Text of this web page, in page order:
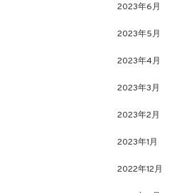
2023年6月
2023年5月
2023年4月
2023年3月
2023年2月
2023年1月
2022年12月